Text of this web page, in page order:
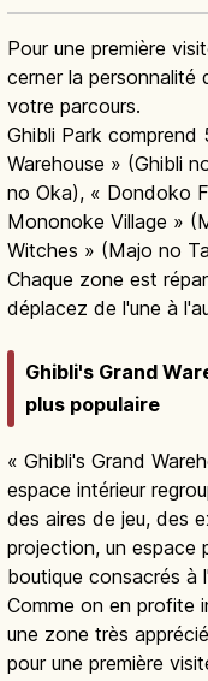
Pour une première
cerner la personnalité
votre parcours.
Ghibli Park comprend
Warehouse » (Ghibli
no Oka), « Dondoko
Mononoke Village »
Witches » (Majo no
Chaque zone est
déplacez de l'une à
Ghibli's Grand
plus populaire
« Ghibli's Grand
espace intérieur
des aires de jeu, des
projection, un espace
boutique consacrés à
Comme on en profite
une zone très
pour une première